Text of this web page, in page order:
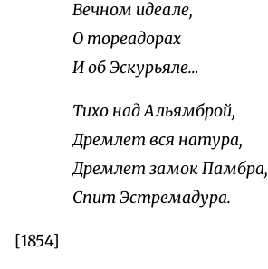
Вечном идеале,
О тореадорах
И об Эскурьяле…
Тихо над Альямброй,
Дремлет вся натура,
Дремлет замок Памбра,
Спит Эстремадура.
[1854]